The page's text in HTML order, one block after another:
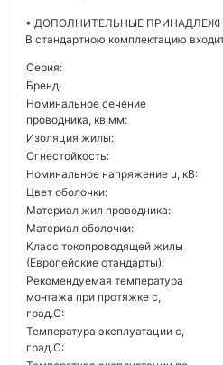
• ДОПОЛНИТЕЛЬНЫЕ
В стандартною комплектацию
Серия:
Бренд:
Номинальное сечение
проводника, кв.мм:
Изоляция жилы:
Огнестойкость:
Номинальное напряжение u, кВ:
Цвет оболочки:
Материал жил проводника:
Материал оболочки:
Класс токопроводящей жилы
(Европейские стандарты):
Рекомендуемая температура
монтажа при протяжке с,
град.C:
Температура эксплуатации с,
град.C: